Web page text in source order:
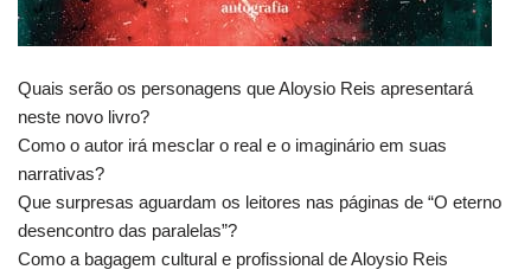
Quais serão os personagens que Aloysio Reis apresentará
neste novo livro?
Como o autor irá mesclar o real e o imaginário em suas
narrativas?
Que surpresas aguardam os leitores nas páginas de “O eterno
desencontro das paralelas”?
Como a bagagem cultural e profissional de Aloysio Reis